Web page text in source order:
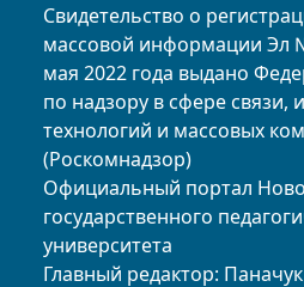
Свидетельство о
массовой информации Эл
мая 2022 года выдано
по надзору в сфере
технологий и массовых
(Роскомнадзор)
Официальный портал
государственного
университета
Главный редактор: